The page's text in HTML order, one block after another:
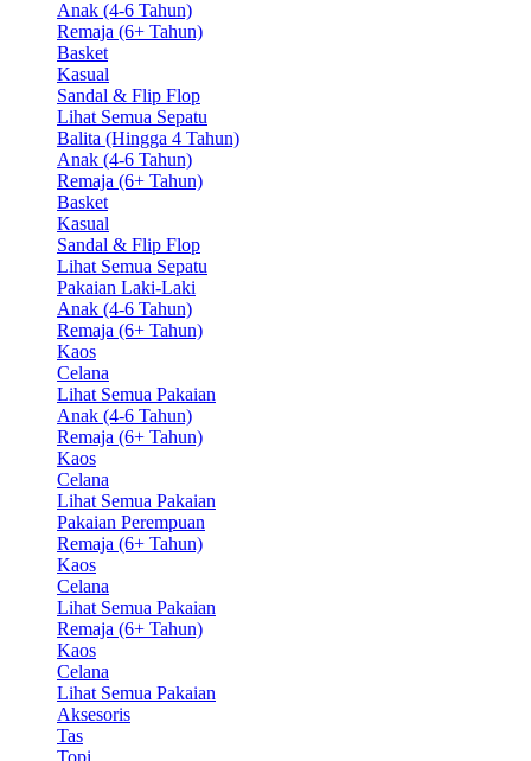
Anak (4-6 Tahun)
Remaja (6+ Tahun)
Basket
Kasual
Sandal & Flip Flop
Lihat Semua Sepatu
Balita (Hingga 4 Tahun)
Anak (4-6 Tahun)
Remaja (6+ Tahun)
Basket
Kasual
Sandal & Flip Flop
Lihat Semua Sepatu
Pakaian Laki-Laki
Anak (4-6 Tahun)
Remaja (6+ Tahun)
Kaos
Celana
Lihat Semua Pakaian
Anak (4-6 Tahun)
Remaja (6+ Tahun)
Kaos
Celana
Lihat Semua Pakaian
Pakaian Perempuan
Remaja (6+ Tahun)
Kaos
Celana
Lihat Semua Pakaian
Remaja (6+ Tahun)
Kaos
Celana
Lihat Semua Pakaian
Aksesoris
Tas